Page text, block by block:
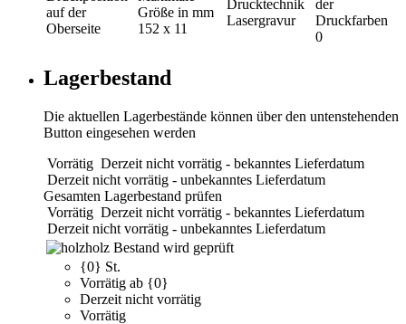
auf der
Oberseite
Größe in mm
152 x 11
Drucktechnik
Lasergravur
der
Druckfarben
0
Lagerbestand
Die aktuellen Lagerbestände können über den untenstehenden
Button eingesehen werden
Vorrätig Derzeit nicht vorrätig - bekanntes Lieferdatum
Derzeit nicht vorrätig - unbekanntes Lieferdatum
Gesamten Lagerbestand prüfen
Vorrätig Derzeit nicht vorrätig - bekanntes Lieferdatum
Derzeit nicht vorrätig - unbekanntes Lieferdatum
holz Bestand wird geprüft
{0} St.
Vorrätig ab {0}
Derzeit nicht vorrätig
Vorrätig